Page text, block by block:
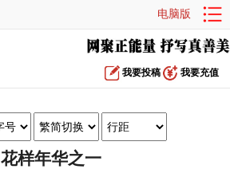
电脑版
我要投稿 我要充值
花样年华之一